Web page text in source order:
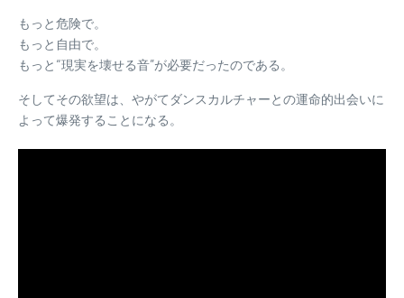
もっと危険で。
もっと自由で。
もっと“現実を壊せる音”が必要だったのである。
そしてその欲望は、やがてダンスカルチャーとの運命的出会いに
よって爆発することになる。